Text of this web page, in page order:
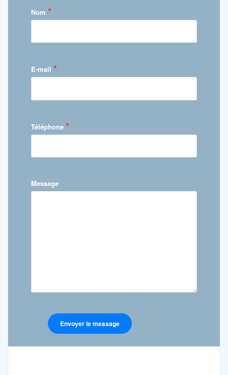
Nom *
E-mail *
Téléphone *
Message